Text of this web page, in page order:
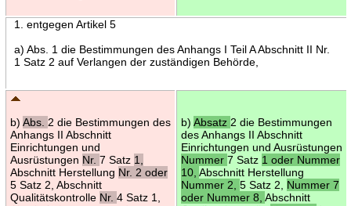
1. entgegen Artikel 5
a) Abs. 1 die Bestimmungen des Anhangs I Teil A Abschnitt II Nr.
1 Satz 2 auf Verlangen der zuständigen Behörde,
b) Abs. 2 die Bestimmungen des
Anhangs II Abschnitt
Einrichtungen und
Ausrüstungen Nr. 7 Satz 1,
Abschnitt Herstellung Nr. 2 oder
5 Satz 2, Abschnitt
Qualitätskontrolle Nr. 4 Satz 1,
b) Absatz 2 die Bestimmungen
des Anhangs II Abschnitt
Einrichtungen und Ausrüstungen
Nummer 7 Satz 1 oder Nummer
10, Abschnitt Herstellung
Nummer 2, 5 Satz 2, Nummer 7
oder Nummer 8, Abschnitt